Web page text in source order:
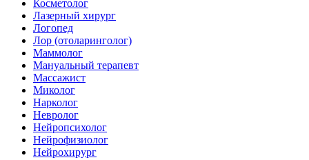
Косметолог
Лазерный хирург
Логопед
Лор (отоларинголог)
Маммолог
Мануальный терапевт
Массажист
Миколог
Нарколог
Невролог
Нейропсихолог
Нейрофизиолог
Нейрохирург